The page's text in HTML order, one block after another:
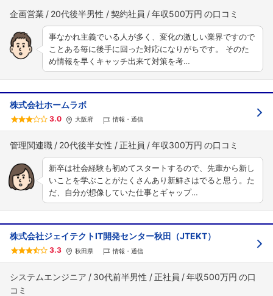
企画営業 20代後半男性 契約社員 年収500万円
事なかれ主義でいる人が多く、変化の激しい業界ですので
ことある毎に後手に回った対応になりがちです。 そのた
め情報を早くキャッチ出来て対策を考…
株式会社ホームラボ
3.0 大阪府 情報・通信
管理関連職 20代後半女性 正社員 年収300万円
新卒は社会経験も初めてスタートするので、先輩から新し
いことを学ぶことがたくさんあり新鮮さはでると思う。た
だ、自分が想像していた仕事とギャップ…
株式会社ジェイテクトIT開発センター秋田（JTEKT）
3.3 秋田県 情報・通信
システムエンジニア 30代前半男性 正社員 年収500万円